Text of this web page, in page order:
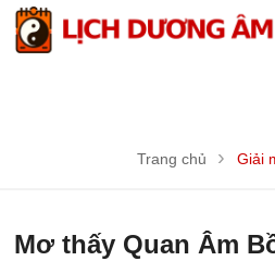
Trang chủ Giải
Mơ thấy Quan Âm